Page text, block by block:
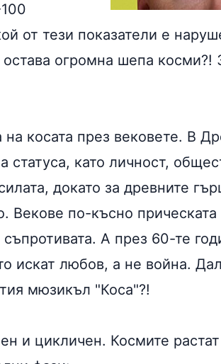
от тези показатели е
огромна шепа косми?!
косата през вековете. В
статуса, като личност,
докато за древните
Векове по-късно прическата
А през 60-те
искат любов, а не война.
мюзикъл "Коса"?!
и цикличен. Космите